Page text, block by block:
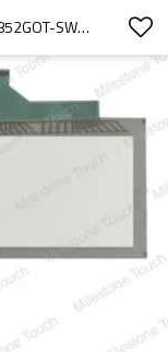
MEMBRANA TÁCTIL A852GOT-SWD/A852GOT-SWD TÁCTIL DE MEMBRANA